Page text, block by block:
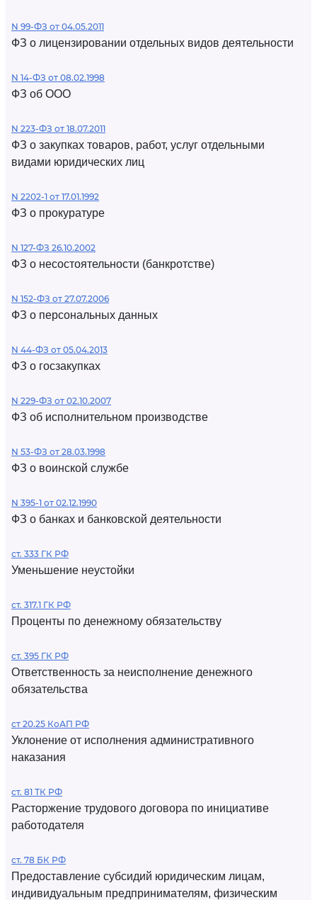
N 99-ФЗ от 04.05.2011
ФЗ о лицензировании отдельных видов деятельности
N 14-ФЗ от 08.02.1998
ФЗ об ООО
N 223-ФЗ от 18.07.2011
ФЗ о закупках товаров, работ, услуг отдельными
видами юридических лиц
N 2202-1 от 17.01.1992
ФЗ о прокуратуре
N 127-ФЗ 26.10.2002
ФЗ о несостоятельности (банкротстве)
N 152-ФЗ от 27.07.2006
ФЗ о персональных данных
N 44-ФЗ от 05.04.2013
ФЗ о госзакупках
N 229-ФЗ от 02.10.2007
ФЗ об исполнительном производстве
N 53-ФЗ от 28.03.1998
ФЗ о воинской службе
N 395-1 от 02.12.1990
ФЗ о банках и банковской деятельности
ст. 333 ГК РФ
Уменьшение неустойки
ст. 317.1 ГК РФ
Проценты по денежному обязательству
ст. 395 ГК РФ
Ответственность за неисполнение денежного
обязательства
ст 20.25 КоАП РФ
Уклонение от исполнения административного
наказания
ст. 81 ТК РФ
Расторжение трудового договора по инициативе
работодателя
ст. 78 БК РФ
Предоставление субсидий юридическим лицам,
индивидуальным предпринимателям, физическим